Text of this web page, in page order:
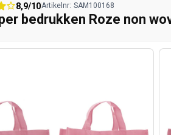
8,9/10Artikelnr: SAM100168
bedrukken Roze non